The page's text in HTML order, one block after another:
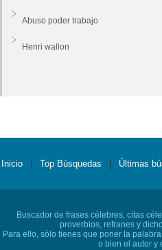
Abuso poder trabajo
Henri wallon
Inicio Top Búsquedas Últimas
Buscador de frases célebres, citas
proverbios, refranes y
Para ello, sólo tienes que poner la
o bien el autor y